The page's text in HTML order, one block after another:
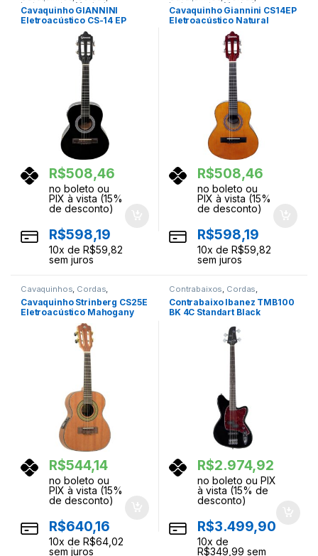
Instrumentos Musicais
Cavaquinho GIANNINI
Eletroacústico CS-14 EP
R$508,46
no boleto ou
PIX à vista (15%
de desconto)
R$598,19
10x de R$59,82
sem juros
Instrumentos Musicais
Cavaquinho Giannini CS14EP
Eletroacústico Natural
R$508,46
no boleto ou
PIX à vista (15%
de desconto)
R$598,19
10x de R$59,82
sem juros
Cavaquinhos, Cordas,
Instrumentos Musicais
Cavaquinho Strinberg CS25E
Eletroacústico Mahogany
R$544,14
no boleto ou
PIX à vista (15%
de desconto)
R$640,16
10x de R$64,02
sem juros
Contrabaixos, Cordas,
Instrumentos Musicais
Contrabaixo Ibanez TMB100
BK 4C Standart Black
R$2.974,92
no boleto ou PIX
à vista (15% de
desconto)
R$3.499,90
10x de
R$349,99 sem